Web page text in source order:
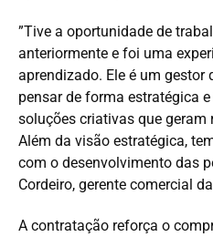
‎”Tive a oportunidade de
anteriormente e foi uma
aprendizado. Ele é um gestor
pensar de forma estratégica
soluções criativas que geram
Além da visão estratégica,
com o desenvolvimento das
Cordeiro, gerente comercial
A contratação reforça o